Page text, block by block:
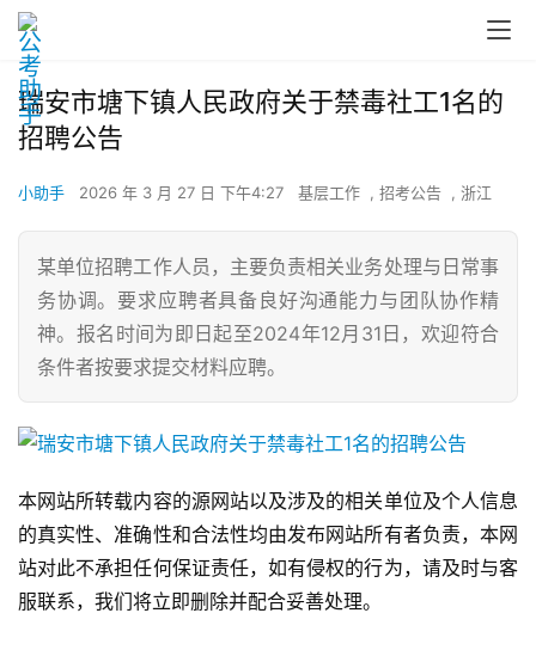
瑞安市塘下镇人民政府关于禁毒社工1名的
招聘公告
小助手 2026 年 3 月 27 日 下午4:27 基层工作 , 招考公告 , 浙江
某单位招聘工作人员，主要负责相关业务处理与日常事
务协调。要求应聘者具备良好沟通能力与团队协作精
神。报名时间为即日起至2024年12月31日，欢迎符合
条件者按要求提交材料应聘。
本网站所转载内容的源网站以及涉及的相关单位及个人信息
的真实性、准确性和合法性均由发布网站所有者负责，本网
站对此不承担任何保证责任，如有侵权的行为，请及时与客
服联系，我们将立即删除并配合妥善处理。